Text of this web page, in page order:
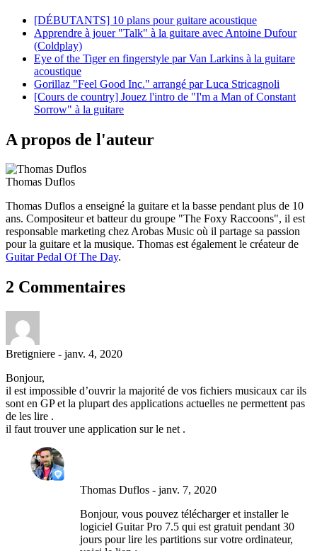
[DÉBUTANTS] 10 plans pour guitare acoustique
Apprendre à jouer "Talk" à la guitare avec Antoine Dufour
(Coldplay)
Eye of the Tiger en fingerstyle par Van Larkins à la guitare
acoustique
Gorillaz "Feel Good Inc." arrangé par Luca Stricagnoli
[Cours de country] Jouez l'intro de "I'm a Man of Constant
Sorrow" à la guitare
A propos de l'auteur
Thomas Duflos
Thomas Duflos a enseigné la guitare et la basse pendant plus de 10
ans. Compositeur et batteur du groupe "The Foxy Raccoons", il est
responsable marketing chez Arobas Music où il partage sa passion
pour la guitare et la musique. Thomas est également le créateur de
Guitar Pedal Of The Day.
2 Commentaires
Bretigniere - janv. 4, 2020
Bonjour,
il est impossible d’ouvrir la majorité de vos fichiers musicaux car ils
sont en GP et la plupart des applications actuelles ne permettent pas
de les lire .
il faut trouver une application sur le net .
Thomas Duflos - janv. 7, 2020
Bonjour, vous pouvez télécharger et installer le
logiciel Guitar Pro 7.5 qui est gratuit pendant 30
jours pour lire les partitions sur votre ordinateur,